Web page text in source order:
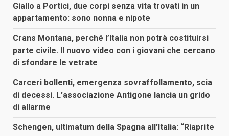
Giallo a Portici, due corpi senza vita trovati in un
appartamento: sono nonna e nipote
Crans Montana, perché l’Italia non potrà costituirsi
parte civile. Il nuovo video con i giovani che cercano
di sfondare le vetrate
Carceri bollenti, emergenza sovraffollamento, scia
di decessi. L’associazione Antigone lancia un grido
di allarme
Schengen, ultimatum della Spagna all’Italia: “Riaprite